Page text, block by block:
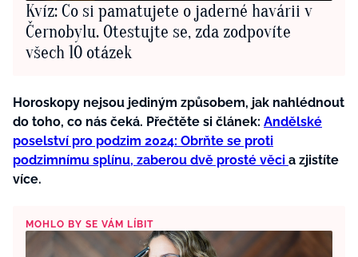
Kvíz: Co si pamatujete o jaderné havárii v
Černobylu. Otestujte se, zda zodpovíte
všech 10 otázek
Horoskopy nejsou jediným způsobem, jak nahlédnout
do toho, co nás čeká. Přečtěte si článek: Andělské
poselství pro podzim 2024: Obrňte se proti
podzimnímu splínu, zaberou dvě prosté věci a zjistíte
více.
MOHLO BY SE VÁM LÍBIT